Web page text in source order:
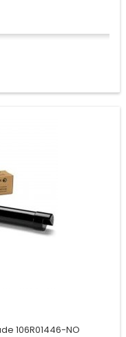
106R01446-NO